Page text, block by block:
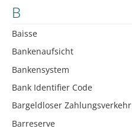
B
Baisse
Bankenaufsicht
Bankensystem
Bank Identifier Code
Bargeldloser Zahlungsverkehr
Barreserve